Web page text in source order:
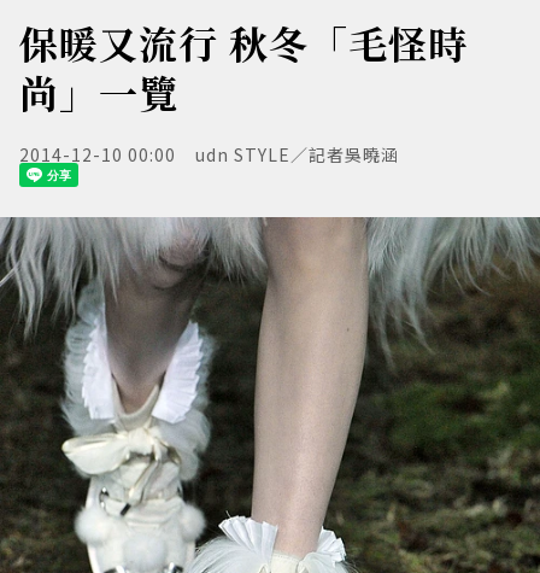
保暖又流行 秋冬「毛怪時
尚」一覽
2014-12-10 00:00 udn STYLE／記者吳曉涵